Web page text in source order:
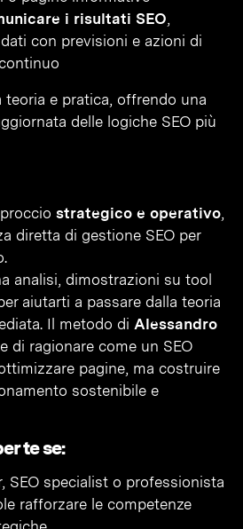
i risultati SEO,
con previsioni e azioni di
e pratica, offrendo una
delle logiche SEO più
strategico e operativo,
diretta di gestione SEO per
analisi, dimostrazioni su tool
aiutarti a passare dalla teoria
Il metodo di Alessandro
di ragionare come un SEO
pagine, ma costruire
sostenibile e
te se:
SEO specialist o professionista
rafforzare le competenze